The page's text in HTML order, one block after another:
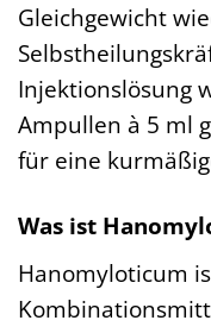
Gleichgewicht
Injektionslösung
Ampullen à 5 ml
für eine
Was ist
Hanomyloticum